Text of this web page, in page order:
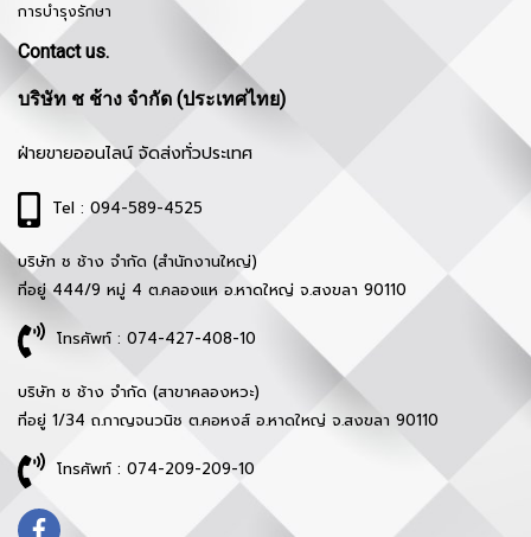
การบำรุงรักษา
Contact us.
บริษัท ช ช้าง จำกัด (ประเทศไทย)
ฝ่ายขายออนไลน์ จัดส่งทั่วประเทศ
Tel : 094-589-4525
บริษัท ช ช้าง จำกัด (สำนักงานใหญ่)
ที่อยู่ 444/9 หมู่ 4 ต.คลองแห อ.หาดใหญ่ จ.สงขลา 90110
โทรศัพท์ : 074-427-408-10
บริษัท ช ช้าง จำกัด (สาขาคลองหวะ)
ที่อยู่ 1/34 ถ.กาญจนวนิช ต.คอหงส์ อ.หาดใหญ่ จ.สงขลา 90110
โทรศัพท์ : 074-209-209-10